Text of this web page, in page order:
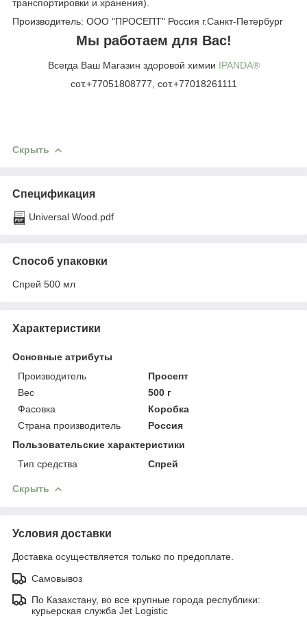
транспортировки и хранения).
Производитель: ООО "ПРОСЕПТ" Россия г.Санкт-Петербург
Мы работаем для Вас!
Всегда Ваш Магазин здоровой химии IPANDA®
сот.+77051808777, сот.+77018261111
Скрыть
Спецификация
Universal Wood.pdf
Способ упаковки
Спрей 500 мл
Характеристики
Основные атрибуты
Производитель
Просепт
Вес
500 г
Фасовка
Коробка
Страна производитель
Россия
Пользовательские характеристики
Тип средства
Спрей
Скрыть
Условия доставки
Доставка осуществляется только по предоплате.
Самовывоз
По Казахстану, во все крупные города республики:
курьерская служба Jet Logistic